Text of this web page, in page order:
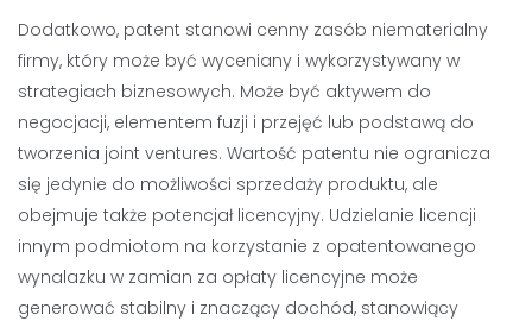
Dodatkowo, patent stanowi cenny zasób niematerialny
firmy, który może być wyceniany i wykorzystywany w
strategiach biznesowych. Może być aktywem do
negocjacji, elementem fuzji i przejęć lub podstawą do
tworzenia joint ventures. Wartość patentu nie ogranicza
się jedynie do możliwości sprzedaży produktu, ale
obejmuje także potencjał licencyjny. Udzielanie licencji
innym podmiotom na korzystanie z opatentowanego
wynalazku w zamian za opłaty licencyjne może
generować stabilny i znaczący dochód, stanowiący